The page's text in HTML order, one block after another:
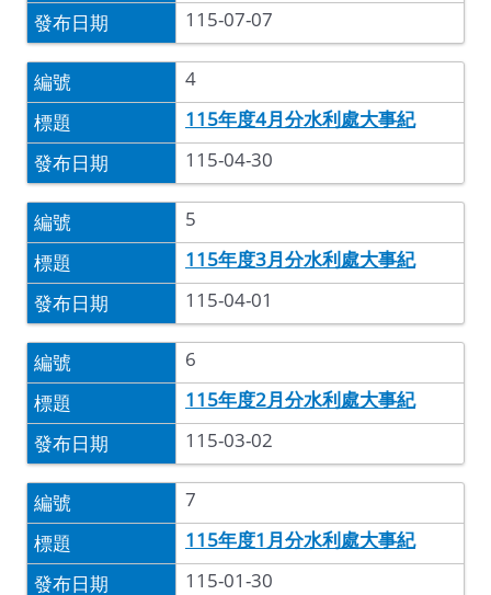
115-07-07
4
115年度4月分水利處大事紀
115-04-30
5
115年度3月分水利處大事紀
115-04-01
6
115年度2月分水利處大事紀
115-03-02
7
115年度1月分水利處大事紀
115-01-30